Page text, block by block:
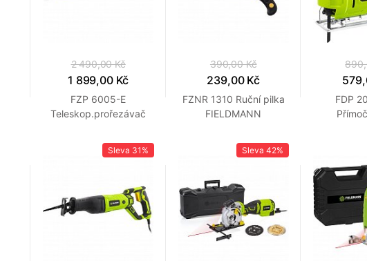
2 490,00 Kč
1 899,00 Kč
FZP 6005-E
Teleskop.prořezávač
390,00 Kč
239,00 Kč
FZNR 1310 Ruční pilka
FIELDMANN
FDP
Sleva 31% Sleva42%